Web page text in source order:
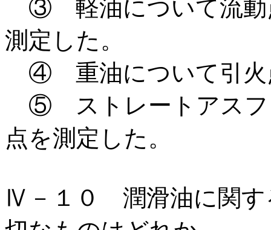
③ 軽油について流動
測定した。
④ 重油について引火
⑤ ストレートアスフ
点を測定した。
Ⅳ－１０ 潤滑油に関す